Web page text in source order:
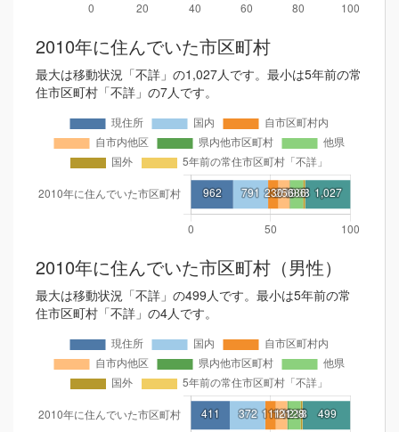
2010年に住んでいた市区町村
最大は移動状況「不詳」の1,027人です。最小は5年前の常
住市区町村「不詳」の7人です。
2010年に住んでいた市区町村（男性）
最大は移動状況「不詳」の499人です。最小は5年前の常
住市区町村「不詳」の4人です。